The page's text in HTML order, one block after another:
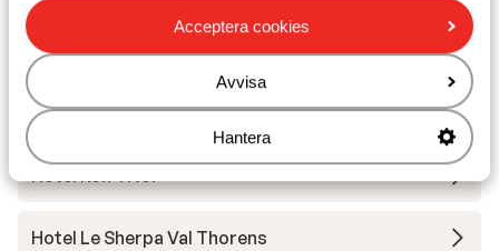
Acceptera cookies
Avvisa
Hantera
Le Val Thorens Hotel
Résidence Les Ancolies
Hotel Koh-I Nor
Hotel Le Sherpa Val Thorens